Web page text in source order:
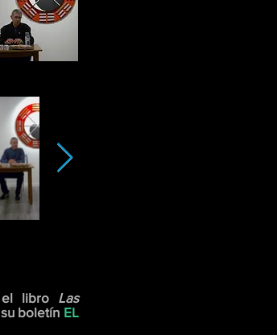
libro Las
boletín EL